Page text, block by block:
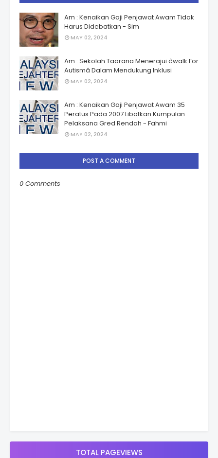
Am : Kenaikan Gaji Penjawat Awam Tidak
Harus Didebatkan - Sim
MAY 02, 2024
Am : Sekolah Taarana Menerajui âwalk For
Autismâ Dalam Mendukung Inklusi
MAY 02, 2024
Am : Kenaikan Gaji Penjawat Awam 35
Peratus Pada 2007 Libatkan Kumpulan
Pelaksana Gred Rendah - Fahmi
MAY 02, 2024
POST A COMMENT
0 Comments
TOTAL PAGEVIEWS